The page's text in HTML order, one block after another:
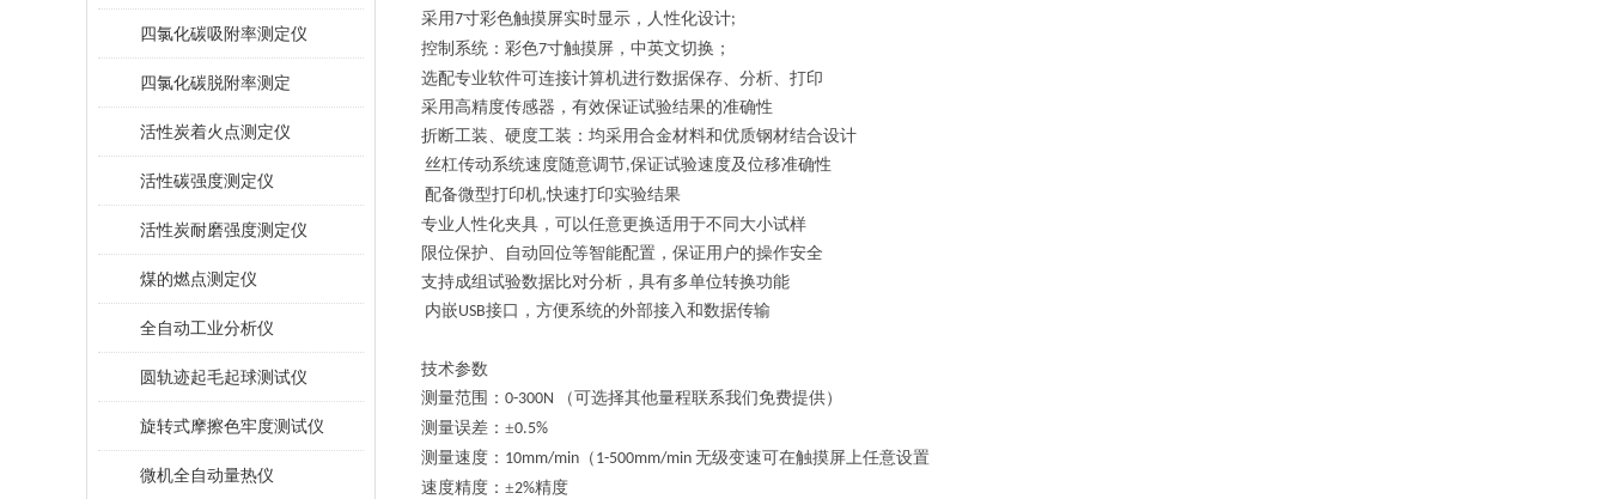
四氯化碳吸附率测定仪
四氯化碳脱附率测定
活性炭着火点测定仪
活性碳强度测定仪
活性炭耐磨强度测定仪
煤的燃点测定仪
全自动工业分析仪
圆轨迹起毛起球测试仪
旋转式摩擦色牢度测试仪
微机全自动量热仪
采用7寸彩色触摸屏实时显示，人性化设计;
控制系统：彩色7寸触摸屏，中英文切换；
选配专业软件可连接计算机进行数据保存、分析、打印
采用 高精度传感器，有效保证试验结果的准确性
折断工装、硬度工装：均采用合金材料和优质钢材结合设计
丝杠传动系统速度随意调节,保证试验速度及位移准确性
配备微型打印机,快速打印实验结果
专业人性化夹具，可以任意更换适用于不同大小试样
限位保护、自动回位等智能配置，保证用户的操作安全
支持成组试验数据比对分析，具有多单位转换功能
内嵌USB接口，方便系统的外部接入和数据传输
技术参数
测量范围： 0-300N （可选择其他量程联系我们免费提供）
测量误差： ±0.5%
测量速度： 10mm/min （ 1-500mm/min 无级变速可在触摸屏上任意设置
速度精度： ±2%精度